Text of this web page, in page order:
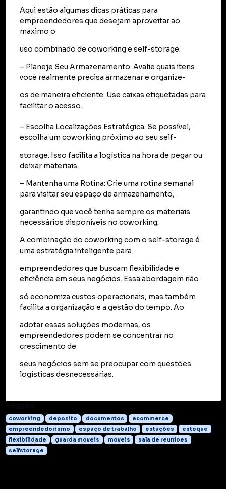
Aqui estão algumas dicas práticas para
empreendedores que desejam aproveitar ao
máximo o
uso combinado de coworking e self-storage:
– Planeje Seu Armazenamento: Avalie quais itens
você realmente precisa armazenar e organize-
os de maneira eficiente. Use caixas etiquetadas para
facilitar o acesso.
– Escolha Localizações Estratégica: Se possível,
escolha um coworking próximo ao seu self-
storage. Isso facilita a logística na hora de pegar ou
deixar materiais.
– Mantenha uma Rotina: Crie uma rotina semanal
para visitar seu espaço de armazenamento,
garantindo que você tenha sempre os materiais
necessários disponíveis no coworking.
A combinação do coworking com o self-storage é
uma estratégia inteligente para
empreendedores que buscam flexibilidade e
eficiência em seus negócios. Essa abordagem não
só economiza custos operacionais, mas também
facilita a organização e a gestão do tempo. Ao
adotar essas soluções modernas, os
empreendedores podem se concentrar no
crescimento de
seus negócios sem se preocupar com questões
logísticas desnecessárias.
coworking deposito documentos
ecommerce
empreendedorismo
espaço de trabalho estações
estoque
flexibilidade
guarda moveis moveis
sala de reunioes
selfstorage